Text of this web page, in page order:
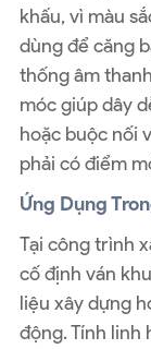
khấu, vì màu
dùng để căng
thống âm
móc giúp dây
hoặc buộc nối
phải có điểm
Ứng Dụng
Tại công trình
cố định ván
liệu xây dựng
động. Tính linh